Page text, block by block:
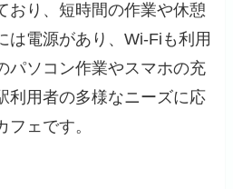
おり、短時間の作業や休憩
は電源があり、Wi-Fiも利用
パソコン作業やスマホの充
利用者の多様なニーズに応
フェです。